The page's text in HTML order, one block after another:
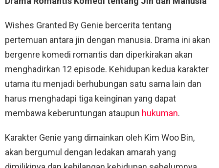
Wishes Granted By Genie bercerita tentang
pertemuan antara jin dengan manusia. Drama ini akan
bergenre komedi romantis dan diperkirakan akan
menghadirkan 12 episode. Kehidupan kedua karakter
utama itu menjadi berhubungan satu sama lain dan
harus menghadapi tiga keinginan yang dapat
membawa keberuntungan ataupun hukuman.
Karakter Genie yang dimainkan oleh Kim Woo Bin,
akan bergumul dengan ledakan amarah yang